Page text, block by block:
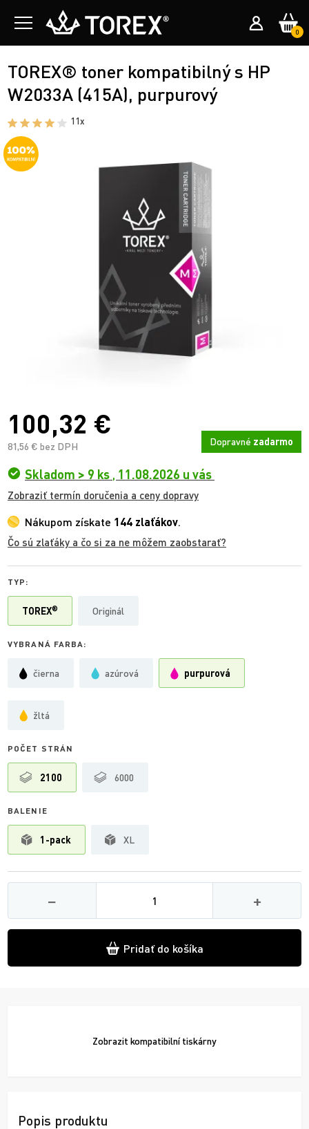
0
TOREX® toner kompatibilný s HP
W2033A (415A), purpurový
11x
100,32 €
81,56 € bez DPH Dopravné zadarmo
Skladom > 9 ks , 11.08.2026 u vás
Zobraziť termín doručenia a ceny dopravy
Nákupom získate 144 zlaťákov.
Čo sú zlaťáky a čo si za ne môžem zaobstarať?
TYP:
TOREX® Originál
VYBRANÁ FARBA:
čierna azúrová purpurová
žltá
POČET STRÁN
2100 6000
BALENIE
1-pack XL
−
Množství
+
Pridať do košíka
Zobrazit kompatibilní tiskárny
Popis produktu